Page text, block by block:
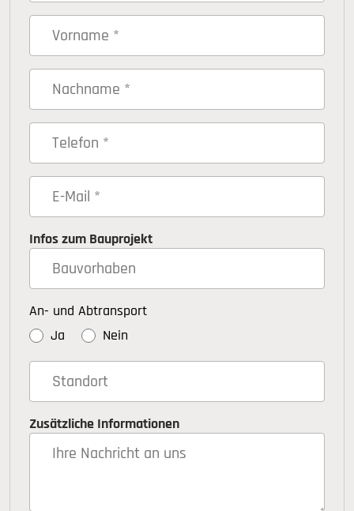
Infos zum Bauprojekt
An- und Abtransport
Ja
Nein
Zusätzliche Informationen